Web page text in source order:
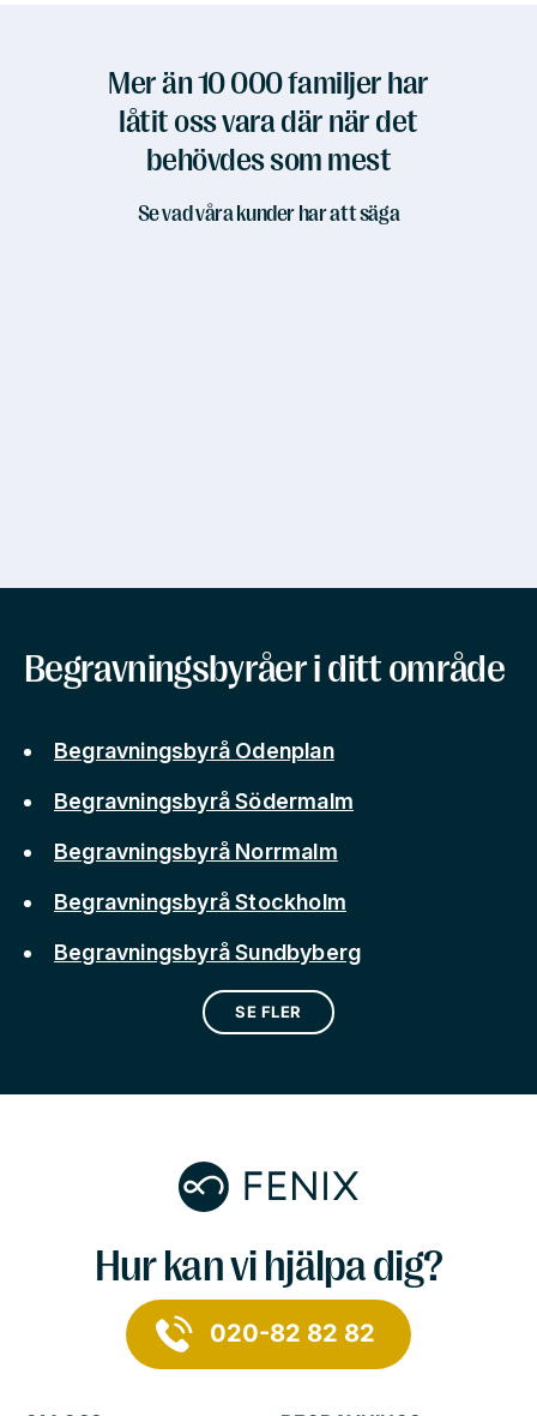
Mer än 10 000 familjer har
låtit oss vara där när det
behövdes som mest
Se vad våra kunder har att säga
Begravningsbyråer i ditt område
Begravningsbyrå Odenplan
Begravningsbyrå Södermalm
Begravningsbyrå Norrmalm
Begravningsbyrå Stockholm
Begravningsbyrå Sundbyberg
SE FLER
Hur kan vi hjälpa dig?
020-82 82 82